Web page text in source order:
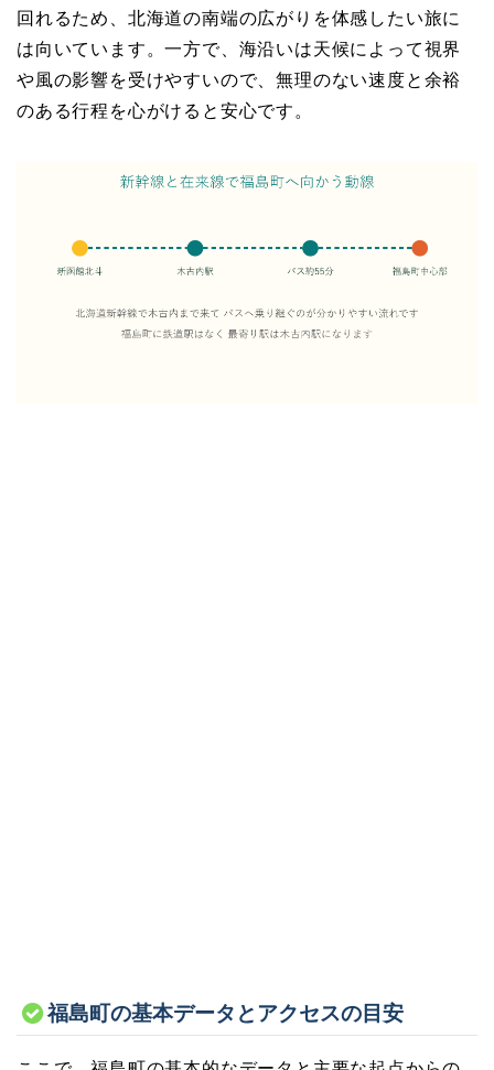
回れるため、北海道の南端の広がりを体感したい旅に
は向いています。一方で、海沿いは天候によって視界
や風の影響を受けやすいので、無理のない速度と余裕
のある行程を心がけると安心です。
福島町の基本データとアクセスの目安